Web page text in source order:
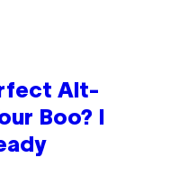
Alt-
Boo? I